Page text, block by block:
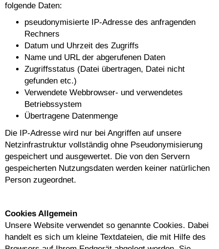
folgende Daten:
pseudonymisierte IP-Adresse des anfragenden
Rechners
Datum und Uhrzeit des Zugriffs
Name und URL der abgerufenen Daten
Zugriffsstatus (Datei übertragen, Datei nicht
gefunden etc.)
Verwendete Webbrowser- und verwendetes
Betriebssystem
Übertragene Datenmenge
Die IP-Adresse wird nur bei Angriffen auf unsere
Netzinfrastruktur vollständig ohne Pseudonymisierung
gespeichert und ausgewertet. Die von den Servern
gespeicherten Nutzungsdaten werden keiner natürlichen
Person zugeordnet.
Cookies Allgemein
Unsere Website verwendet so genannte Cookies. Dabei
handelt es sich um kleine Textdateien, die mit Hilfe des